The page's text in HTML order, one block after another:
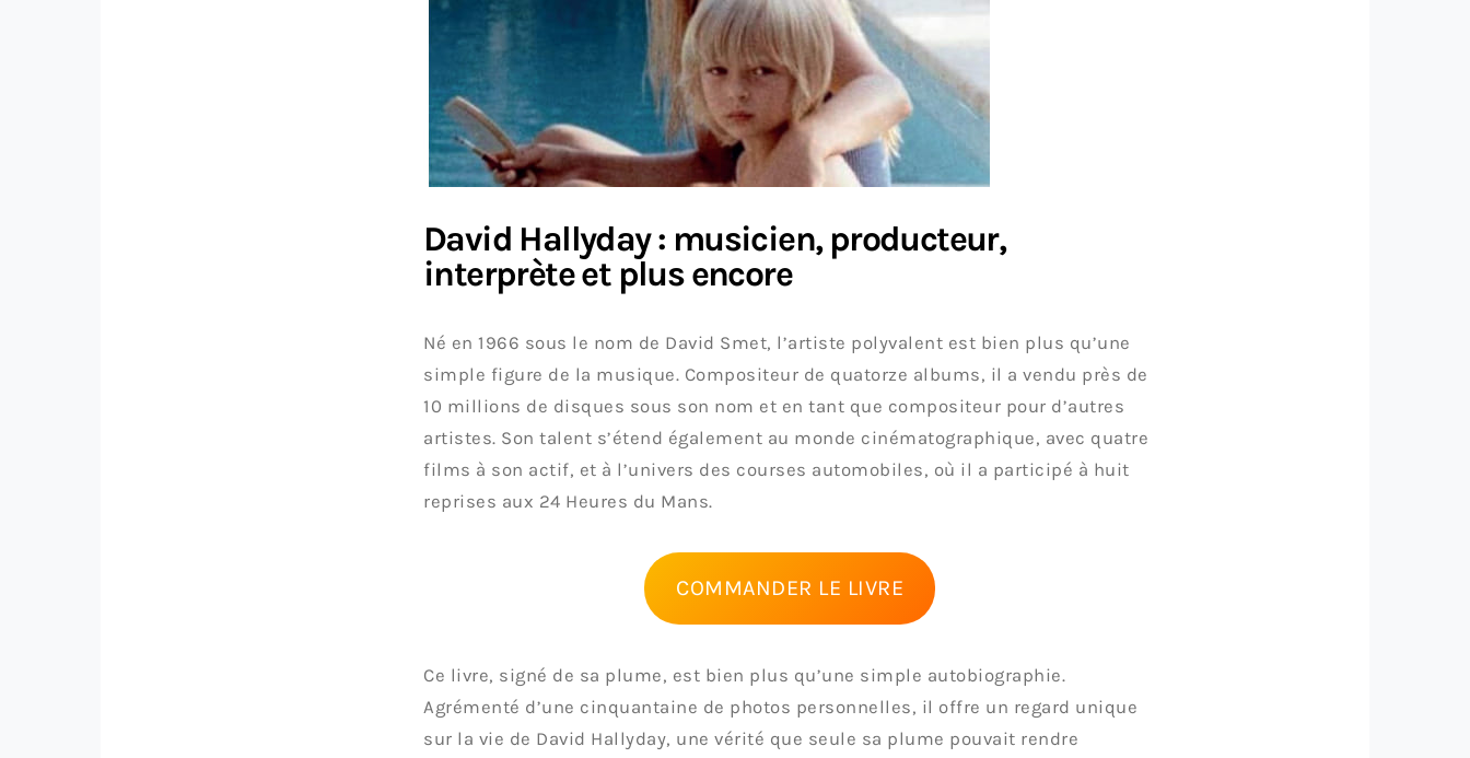
David Hallyday : musicien, producteur,
interprète et plus encore
Né en 1966 sous le nom de David Smet, l’artiste polyvalent est bien plus qu’une
simple figure de la musique. Compositeur de quatorze albums, il a vendu près de
10 millions de disques sous son nom et en tant que compositeur pour d’autres
artistes. Son talent s’étend également au monde cinématographique, avec quatre
films à son actif, et à l’univers des courses automobiles, où il a participé à huit
reprises aux 24 Heures du Mans.
COMMANDER LE LIVRE
Ce livre, signé de sa plume, est bien plus qu’une simple autobiographie.
Agrémenté d’une cinquantaine de photos personnelles, il offre un regard unique
sur la vie de David Hallyday, une vérité que seule sa plume pouvait rendre